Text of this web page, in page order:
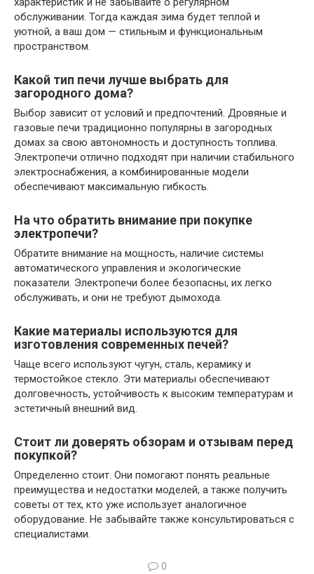
обслуживании. Тогда каждая зима будет теплой и
уютной, а ваш дом — стильным и функциональным
пространством.
Какой тип печи лучше выбрать для
загородного дома?
Выбор зависит от условий и предпочтений. Дровяные и
газовые печи традиционно популярны в загородных
домах за свою автономность и доступность топлива.
Электропечи отлично подходят при наличии стабильного
электроснабжения, а комбинированные модели
обеспечивают максимальную гибкость.
На что обратить внимание при покупке
электропечи?
Обратите внимание на мощность, наличие системы
автоматического управления и экологические
показатели. Электропечи более безопасны, их легко
обслуживать, и они не требуют дымохода.
Какие материалы используются для
изготовления современных печей?
Чаще всего используют чугун, сталь, керамику и
термостойкое стекло. Эти материалы обеспечивают
долговечность, устойчивость к высоким температурам и
эстетичный внешний вид.
Стоит ли доверять обзорам и отзывам перед
покупкой?
Определенно стоит. Они помогают понять реальные
преимущества и недостатки моделей, а также получить
советы от тех, кто уже использует аналогичное
оборудование. Не забывайте также консультироваться с
специалистами.
0